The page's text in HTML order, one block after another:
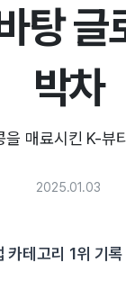
탕 글
박차
을 매료시킨 K-뷰
2025.01.03
카테고리 1위 기